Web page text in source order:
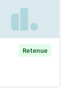
Retenue